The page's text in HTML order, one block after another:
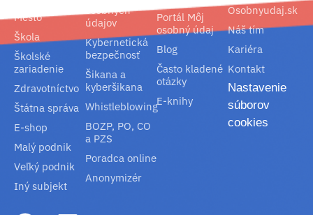
Mesto
Škola
Školské
zariadenie
Zdravotníctvo
Štátna správa
E-shop
Malý podnik
Veľký podnik
Iný subjekt
osobných
údajov
Kybernetická
bezpečnosť
Šikana a
kyberšikana
Whistleblowing
BOZP, PO, CO
a PZS
Poradca online
Anonymizér
Portál Môj
osobný údaj
Blog
Často kladené
otázky
E-knihy
Osobnyudaj.sk
Náš tím
Kariéra
Kontakt
Nastavenie
súborov
cookies